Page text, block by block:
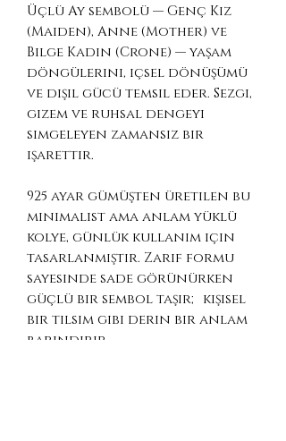
Üçlü Ay sembolü — Genç Kız
(Maiden), Anne (Mother) ve
Bilge Kadın (Crone) — yaşam
döngülerini, içsel dönüşümü
ve dişil gücü temsil eder. Sezgi,
gizem ve ruhsal dengeyi
simgeleyen zamansız bir
işarettir.
925 ayar gümüşten üretilen bu
minimalist ama anlam yüklü
kolye, günlük kullanım için
tasarlanmıştır. Zarif formu
sayesinde sade görünürken
güçlü bir sembol taşır; kişisel
bir tılsım gibi derin bir anlam
barındırır.